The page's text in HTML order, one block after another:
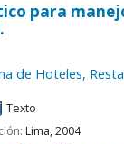
para
de Hoteles,
Texto
Lima,2004